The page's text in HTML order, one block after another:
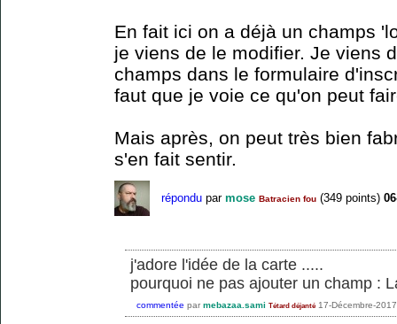
En fait ici on a déjà un champs
je viens de le modifier. Je viens
champs dans le formulaire
faut que je voie ce qu'on peut
Mais après, on peut très bien
s'en fait sentir.
répondu par mose Batracien fou (349 points)
j'adore l'idée de la carte .....
pourquoi ne pas ajouter un champ :
commentée par mebazaa.sami Tétard déjanté 17-Décembre-2017